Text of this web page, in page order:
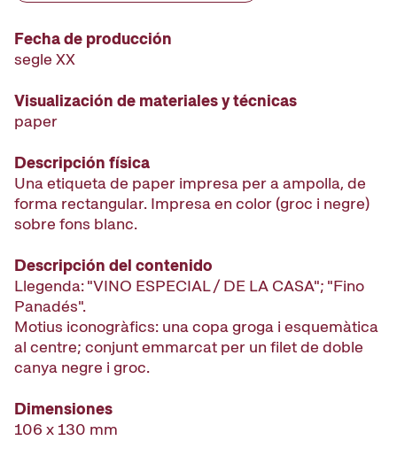
Fecha de producción
segle XX
Visualización de materiales y técnicas
paper
Descripción física
Una etiqueta de paper impresa per a ampolla, de
forma rectangular. Impresa en color (groc i negre)
sobre fons blanc.
Descripción del contenido
Llegenda: "VINO ESPECIAL / DE LA CASA"; "Fino
Panadés".
Motius iconogràfics: una copa groga i esquemàtica
al centre; conjunt emmarcat per un filet de doble
canya negre i groc.
Dimensiones
106 x 130 mm